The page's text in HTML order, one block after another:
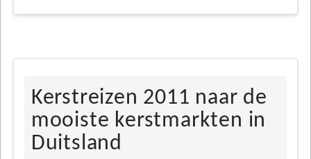
Kerstreizen 2011 naar de
mooiste kerstmarkten in
Duitsland